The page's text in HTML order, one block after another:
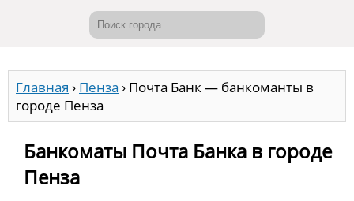
Главная › Пенза › Почта Банк — банкоманты в
городе Пенза
Банкоматы Почта Банка в городе
Пенза